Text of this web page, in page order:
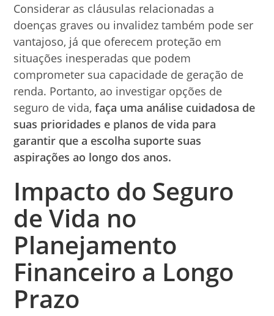
Considerar as cláusulas relacionadas a
doenças graves ou invalidez também pode ser
vantajoso, já que oferecem proteção em
situações inesperadas que podem
comprometer sua capacidade de geração de
renda. Portanto, ao investigar opções de
seguro de vida, faça uma análise cuidadosa de
suas prioridades e planos de vida para
garantir que a escolha suporte suas
aspirações ao longo dos anos.
Impacto do Seguro
de Vida no
Planejamento
Financeiro a Longo
Prazo